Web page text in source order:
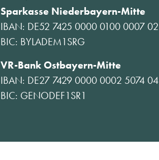
Sparkasse Niederbayern-Mitte
IBAN: DE52 7425 0000 0100 0007 02
BIC: BYLADEM1SRG
VR-Bank Ostbayern-Mitte
IBAN: DE27 7429 0000 0002 5074 04
BIC: GENODEF1SR1